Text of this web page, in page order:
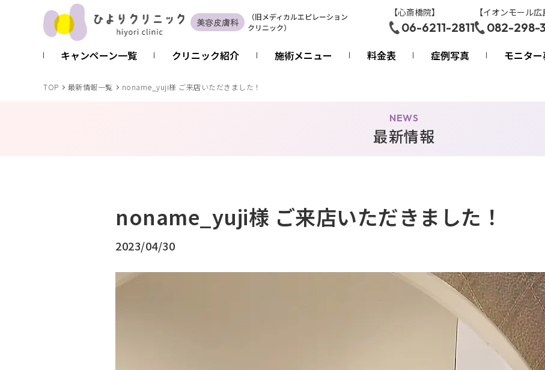
美容皮膚科 （旧メディカルエピレーション
クリニック）
【心斎橋院】
06-6211-2811
【イオンモール広
082-298-
キャンペーン一覧 クリニック紹介 施術メニュー 料金表 症例写真 モニタ
TOP 最新情報一覧 noname_yuji様 ご来店いただきました！
NEWS
最新情報
noname_yuji様 ご来店いただきました！
2023/04/30